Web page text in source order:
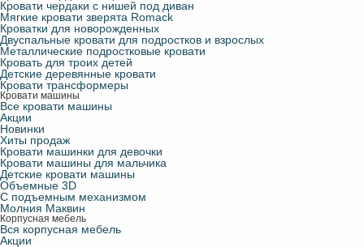
Кровати чердаки с нишей под диван
Мягкие кровати зверята Romack
Кроватки для новорожденных
Двуспальные кровати для подростков и взрослых
Металлические подростковые кровати
Кровать для троих детей
Детские деревянные кровати
Кровати трансформеры
Кровати машины
Все кровати машины
Акции
Новинки
Хиты продаж
Кровати машинки для девочки
Кровати машины для мальчика
Детские кровати машины
Объемные 3D
С подъемным механизмом
Молния Маквин
Корпусная мебель
Вся корпусная мебель
Акции